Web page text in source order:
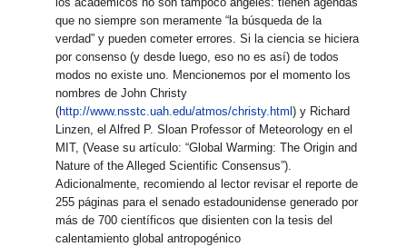
que no siempre son meramente “la búsqueda de la
verdad” y pueden cometer errores. Si la ciencia se hiciera
por consenso (y desde luego, eso no es así) de todos
modos no existe uno. Mencionemos por el momento los
nombres de John Christy
(http://www.nsstc.uah.edu/atmos/christy.html) y Richard
Linzen, el Alfred P. Sloan Professor of Meteorology en el
MIT, (Vease su artículo: “Global Warming: The Origin and
Nature of the Alleged Scientific Consensus”).
Adicionalmente, recomiendo al lector revisar el reporte de
255 páginas para el senado estadounidense generado por
más de 700 científicos que disienten con la tesis del
calentamiento global antropogénico